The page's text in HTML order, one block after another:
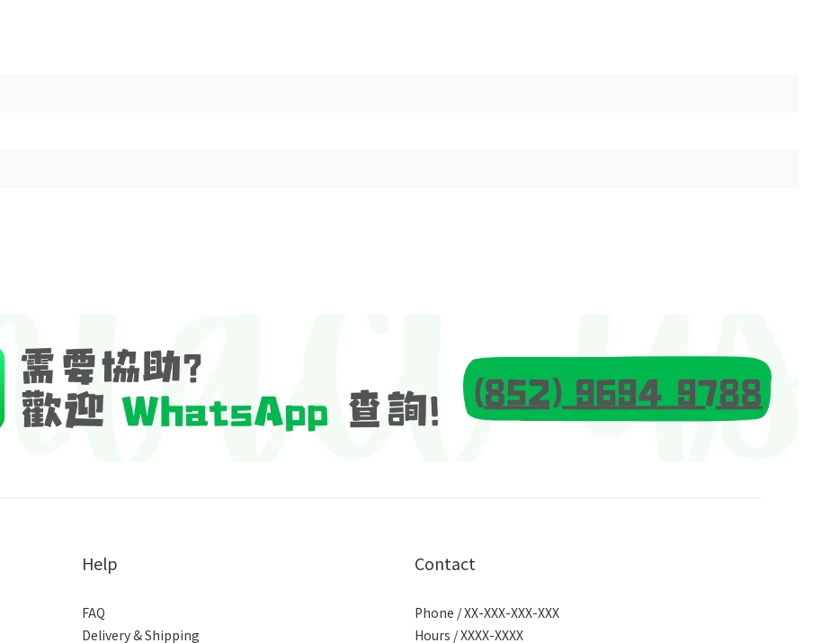
Help
FAQ
Delivery & Shipping
Contact
Phone / XX-XXX-XXX-XXX
Hours / XXXX-XXXX